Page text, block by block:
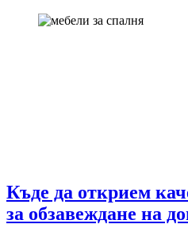
Къде да открием
за обзавеждане на